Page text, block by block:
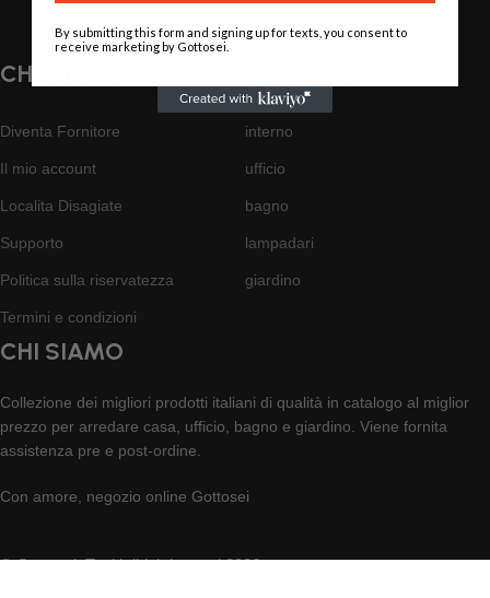
CHI SIAMO
Diventa Fornitore
Il mio account
Localita Disagiate
Supporto
Politica sulla riservatezza
Termini e condizioni
interno
ufficio
bagno
lampadari
giardino
CHI SIAMO
Collezione dei migliori prodotti italiani di qualità in catalogo al miglior
prezzo per arredare casa, ufficio, bagno e giardino. Viene fornita
assistenza pre e post-ordine.
Con amore, negozio online Gottosei
© Gottosei. Tutti i diritti riservati 2026.
By submitting this form and signing up for texts, you consent to
receive marketing by Gottosei.